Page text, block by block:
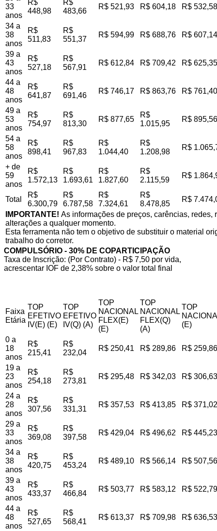
33
anos
R$
448,98
R$
483,66
R$ 521,93 R$ 604,18 R$ 532,58
34 a
38
anos
R$
511,83
R$
551,37
R$ 594,99 R$ 688,76 R$ 607,14
39 a
43
anos
R$
527,18
R$
567,91
R$ 612,84 R$ 709,42 R$ 625,35
44 a
48
anos
R$
641,87
R$
691,46
R$ 746,17 R$ 863,76 R$ 761,40
49 a
53
anos
R$
754,97
R$
813,30
R$ 877,65
R$
1.015,95
R$ 895,56
54 a
58
anos
R$
898,41
R$
967,83
R$
1.044,40
R$
1.208,98
R$
+ de
59
anos
R$
1.572,13
R$
1.693,61
R$
1.827,60
R$
2.115,59
R$
Total
R$
6.300,79
R$
6.787,58
R$
7.324,61
R$
8.478,85
R$
IMPORTANTE! As informações de preços, carências,
alterações a qualquer momento.
Esta ferramenta não tem o objetivo de substituir o material
trabalho do corretor.
COMPULSÓRIO - 30% DE COPARTICIPAÇÃO
Taxa de Inscrição: (Por Contrato) - R$ 7,50 por vida,
acrescentar IOF de 2,38% sobre o valor total final
Faixa
Etária
TOP
EFETIVO
IV(E) (E)
TOP
EFETIVO
IV(Q) (A)
TOP
NACIONAL
FLEX(E)
(E)
TOP
NACIONAL
FLEX(Q)
(A)
TOP
(E)
0 a
18
anos
R$
215,41
R$
232,04
R$ 250,41 R$ 289,86 R$ 259,86
19 a
23
anos
R$
254,18
R$
273,81
R$ 295,48 R$ 342,03 R$ 306,63
24 a
28
anos
R$
307,56
R$
331,31
R$ 357,53 R$ 413,85 R$ 371,02
29 a
33
anos
R$
369,08
R$
397,58
R$ 429,04 R$ 496,62 R$ 445,23
34 a
38
anos
R$
420,75
R$
453,24
R$ 489,10 R$ 566,14 R$ 507,56
39 a
43
anos
R$
433,37
R$
466,84
R$ 503,77 R$ 583,12 R$ 522,79
44 a
48
anos
R$
527,65
R$
568,41
R$ 613,37 R$ 709,98 R$ 636,53